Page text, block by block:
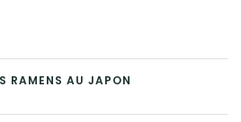
RAMENS AU JAPON